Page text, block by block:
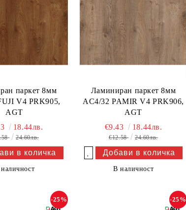
паркет 8мм
V4 PRK905,
AGT
18.44лв.
24.60лв.
Ламиниран паркет 8мм
AC4/32 PAMIR V4 PRK906,
AGT
€9.43 18.44лв.
€12.58 24.60лв.
В наличност
-25% -25%